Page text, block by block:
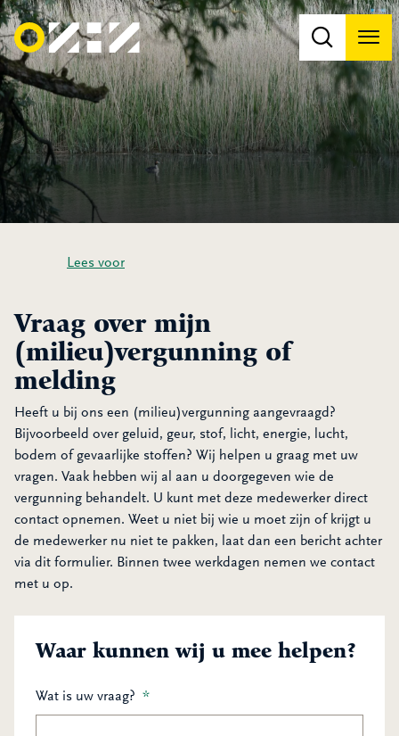
Lees voor
Vraag over mijn
(milieu)vergunning of
melding
Heeft u bij ons een (milieu)vergunning aangevraagd?
Bijvoorbeeld over geluid, geur, stof, licht, energie, lucht,
bodem of gevaarlijke stoffen? Wij helpen u graag met uw
vragen. Vaak hebben wij al aan u doorgegeven wie de
vergunning behandelt. U kunt met deze medewerker direct
contact opnemen. Weet u niet bij wie u moet zijn of krijgt u
de medewerker nu niet te pakken, laat dan een bericht achter
via dit formulier. Binnen twee werkdagen nemen we contact
met u op.
Waar kunnen wij u mee helpen?
Wat is uw vraag? *